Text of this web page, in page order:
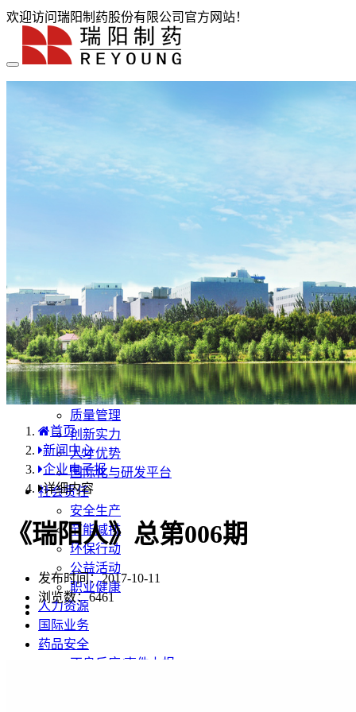
欢迎访问瑞阳制药股份有限公司官方网站！
荣誉展示
企业文化
员工天地
企业电子报
产品服务
产品中心
国内分布
学术合规
企业优势
质量管理
创新实力
人才优势
国际化与研发平台
社会责任
安全生产
节能减排
环保行动
公益活动
职业健康
人力资源
国际业务
药品安全
不良反应/事件上报
首页
新闻中心
企业电子报
详细内容
《瑞阳人》总第006期
发布时间：2017-10-11
浏览数：6461